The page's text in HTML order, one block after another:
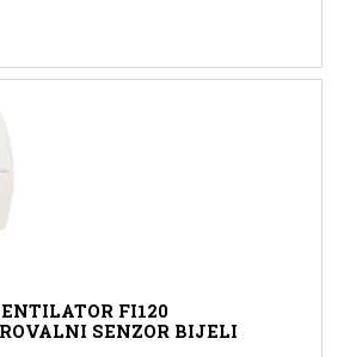
FI120
SENZOR BIJELI